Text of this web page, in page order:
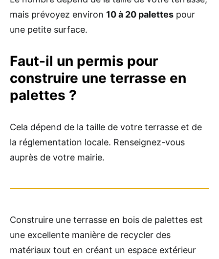
mais prévoyez environ 10 à 20 palettes pour
une petite surface.
Faut-il un permis pour
construire une terrasse en
palettes ?
Cela dépend de la taille de votre terrasse et de
la réglementation locale. Renseignez-vous
auprès de votre mairie.
Construire une terrasse en bois de palettes est
une excellente manière de recycler des
matériaux tout en créant un espace extérieur